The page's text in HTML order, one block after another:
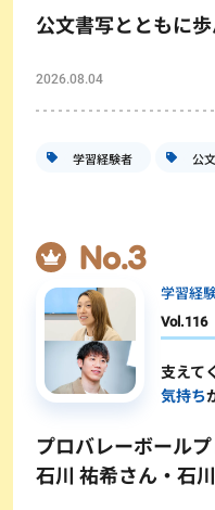
公文書写とともに
2026.08.04
学習経験者 公
学習経
Vol.116
支えて
気持ち
プロバレーボール
石川 祐希さん・石